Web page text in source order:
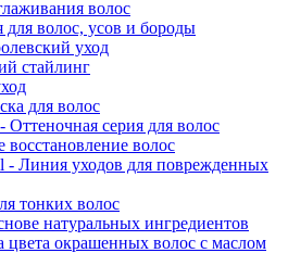
волос
волос, усов и бороды
уход
стайлинг
для волос
серия для волос
волос
- Линия уходов для поврежденных
тонких волос
натуральных ингредиентов
окрашенных волос с маслом